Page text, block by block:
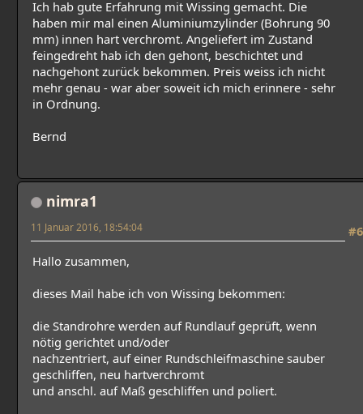
Ich hab gute Erfahrung mit Wissing gemacht. Die
haben mir mal einen Aluminiumzylinder (Bohrung 90
mm) innen hart verchromt. Angeliefert im Zustand
feingedreht hab ich den gehont, beschichtet und
nachgehont zurück bekommen. Preis weiss ich nicht
mehr genau - war aber soweit ich mich erinnere - sehr
in Ordnung.
Bernd
nimra1
#6
11 Januar 2016, 18:54:04
Hallo zusammen,
dieses Mail habe ich von Wissing bekommen:
die Standrohre werden auf Rundlauf geprüft, wenn
nötig gerichtet und/oder
nachzentriert, auf einer Rundschleifmaschine sauber
geschliffen, neu hartverchromt
und anschl. auf Maß geschliffen und poliert.